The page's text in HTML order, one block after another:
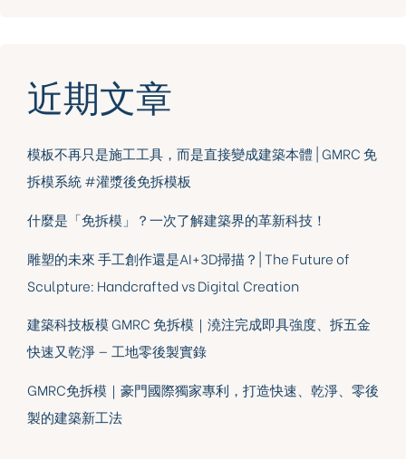
近期文章
模板不再只是施工工具，而是直接變成建築本體 | GMRC 免
拆模系統 #灌漿後免拆模板
什麼是「免拆模」？一次了解建築界的革新科技！
雕塑的未來 手工創作還是AI+3D掃描？| The Future of
Sculpture: Handcrafted vs Digital Creation
建築科技板模 GMRC 免拆模｜澆注完成即具強度、拆五金
快速又乾淨 — 工地零後製實錄
GMRC免拆模｜豪門國際獨家專利，打造快速、乾淨、零後
製的建築新工法